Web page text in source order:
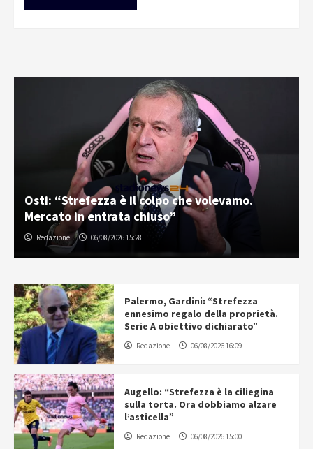
Osti: “Strefezza è il colpo che volevamo.
Mercato in entrata chiuso”
Redazione 06/08/2026 15:28
Palermo, Gardini: “Strefezza
ennesimo regalo della proprietà.
Serie A obiettivo dichiarato”
Redazione 06/08/2026 16:09
Augello: “Strefezza è la ciliegina
sulla torta. Ora dobbiamo alzare
l’asticella”
Redazione 06/08/2026 15:00